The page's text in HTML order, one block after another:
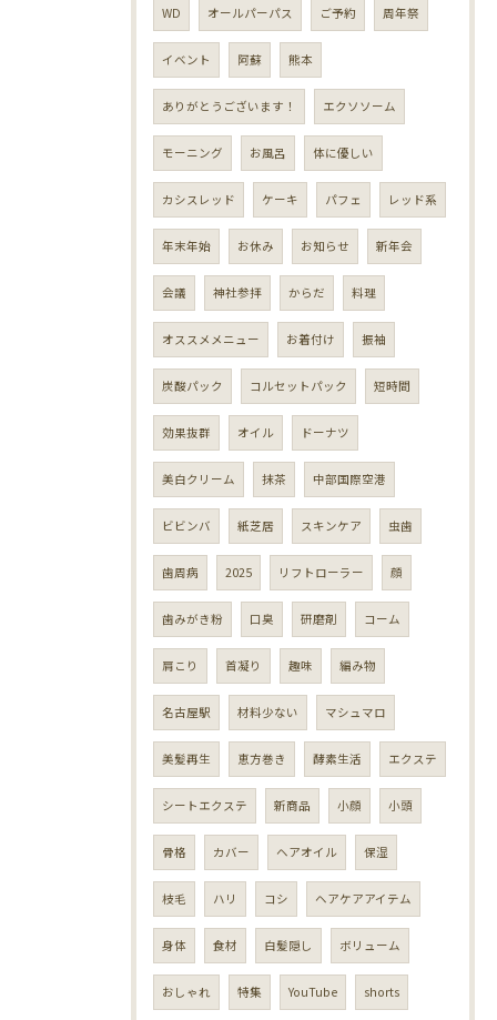
WD オールパーパス ご予約 周年祭
イベント 阿蘇 熊本
ありがとうございます！ エクソソーム
モーニング お風呂 体に優しい
カシスレッド ケーキ パフェ レッド系
年末年始 お休み お知らせ 新年会
会議 神社参拝 からだ 料理
オススメメニュー お着付け 振袖
炭酸パック コルセットパック 短時間
効果抜群 オイル ドーナツ
美白クリーム 抹茶 中部国際空港
ビビンバ 紙芝居 スキンケア 虫歯
歯周病 2025 リフトローラー 顔
歯みがき粉 口臭 研磨剤 コーム
肩こり 首凝り 趣味 編み物
名古屋駅 材料少ない マシュマロ
美髪再生 恵方巻き 酵素生活 エクステ
シートエクステ 新商品 小顔 小頭
骨格 カバー ヘアオイル 保湿
枝毛 ハリ コシ ヘアケアアイテム
身体 食材 白髪隠し ボリューム
おしゃれ 特集 YouTube shorts